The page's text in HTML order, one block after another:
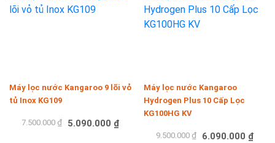
Máy lọc nước Kangaroo 9 lõi vỏ
tủ Inox KG109
7.500.000 ₫ 5.090.000 ₫
Máy lọc nước Kangaroo
Hydrogen Plus 10 Cấp Lọc
KG100HG KV
9.500.000 ₫ 6.090.000 ₫